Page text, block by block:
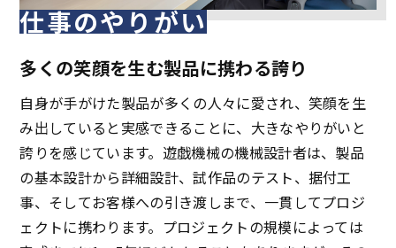
仕事のやりがい
多くの笑顔を生む製品に携わる誇り
自身が手がけた製品が多くの人々に愛され、笑顔を生
み出していると実感できることに、大きなやりがいと
誇りを感じています。遊戯機械の機械設計者は、製品
の基本設計から詳細設計、試作品のテスト、据付工
事、そしてお客様への引き渡しまで、一貫してプロジ
ェクトに携わります。プロジェクトの規模によっては